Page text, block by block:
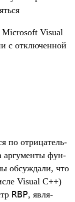
Microsoft Visual
с отклю­чен­ной
по отри­цатель­
аргу­мен­ты фун­
обсужда­ли, что
Visual C++)
RBP, явля­